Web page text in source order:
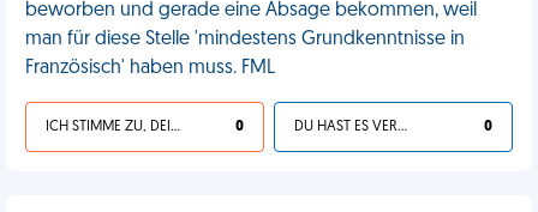
beworben und gerade eine Absage bekommen, weil
man für diese Stelle 'mindestens Grundkenntnisse in
Französisch' haben muss. FML
ICH STIMME ZU, DEIN LEBEN IST SCHEISSE 0 DU HAST ES VERDIENT 0